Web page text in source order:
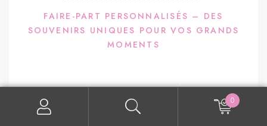
FAIRE-PART PERSONNALISÉS – DES
SOUVENIRS UNIQUES POUR VOS GRANDS
MOMENTS
Célébrez l’amour, la naissance ou un événement
marquant avec un faire-part illustré à votre image.
0